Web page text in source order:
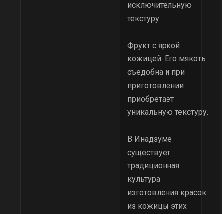
исключительную
текстуру.
Фрукт с яркой
кожицей. Его мякоть
съедобна и при
приготовлении
приобретает
уникальную текстуру.
В Инадзуме
существует
традиционная
культура
изготовления красок
из кожицы этих